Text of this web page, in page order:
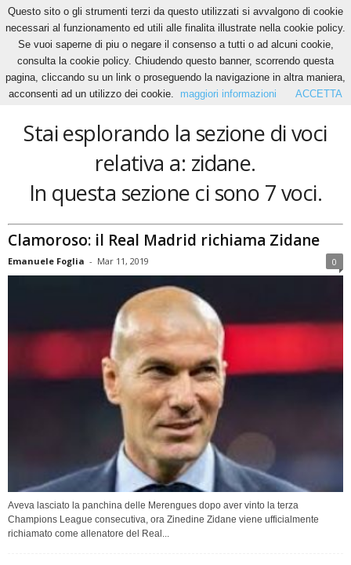
Home Tags Zidane
zidane
Stai esplorando la sezione di voci
relativa a: zidane.
In questa sezione ci sono 7 voci.
Clamoroso: il Real Madrid richiama Zidane
Emanuele Foglia - Mar 11, 2019 0
Aveva lasciato la panchina delle Merengues dopo aver vinto la terza
Champions League consecutiva, ora Zinedine Zidane viene ufficialmente
richiamato come allenatore del Real...
Questo sito o gli strumenti terzi da questo utilizzati si avvalgono di cookie
necessari al funzionamento ed utili alle finalita illustrate nella cookie policy.
Se vuoi saperne di piu o negare il consenso a tutti o ad alcuni cookie,
consulta la cookie policy. Chiudendo questo banner, scorrendo questa
pagina, cliccando su un link o proseguendo la navigazione in altra maniera,
acconsenti ad un utilizzo dei cookie.
maggiori informazioni ACCETTA